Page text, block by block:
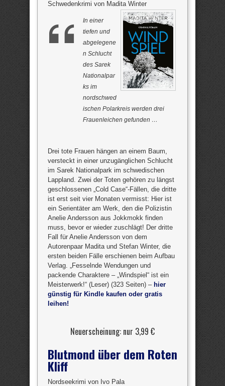
Schwedenkrimi von Madita Winter
In einer
tiefen und
abgelegene
n Schlucht
des Sarek
Nationalpar
ks im
nordschwed
ischen Polarkreis werden drei
Frauenleichen gefunden …
Drei tote Frauen hängen an einem Baum,
versteckt in einer unzugänglichen Schlucht
im Sarek Nationalpark im schwedischen
Lappland. Zwei der Toten gehören zu längst
geschlossenen „Cold Case“-Fällen, die dritte
ist erst seit vier Monaten vermisst: Hier ist
ein Serientäter am Werk, den die Polizistin
Anelie Andersson aus Jokkmokk finden
muss, bevor er wieder zuschlägt! Der dritte
Fall für Anelie Andersson von dem
Autorenpaar Madita und Stefan Winter, die
ersten beiden Fälle erschienen beim Aufbau
Verlag. „Fesselnde Wendungen und
packende Charaktere – „Windspiel“ ist ein
Meisterwerk!“ (Leser) (323 Seiten) – hier
günstig für Kindle kaufen oder gratis
leihen!
Neuerscheinung: nur 3,99 €
Blutmond über dem Roten
Kliff
Nordseekrimi von Ivo Pala